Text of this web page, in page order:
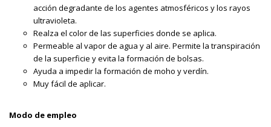
acción degradante de los agentes atmosféricos y los rayos
ultravioleta.
Realza el color de las superficies donde se aplica.
Permeable al vapor de agua y al aire. Permite la transpiración
de la superficie y evita la formación de bolsas.
Ayuda a impedir la formación de moho y verdín.
Muy fácil de aplicar.
Modo de empleo